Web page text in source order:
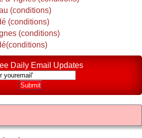
(conditions)
(conditions)
(conditions)
Daily Email Updates